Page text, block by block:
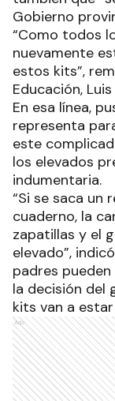
Gobierno
“Como todos
nuevamente
estos kits”,
Educación,
En esa línea,
representa
este
los elevados
indumentaria.
“Si se saca un
cuaderno, la
zapatillas y el
elevado”,
padres
la decisión del
kits van a
Ads